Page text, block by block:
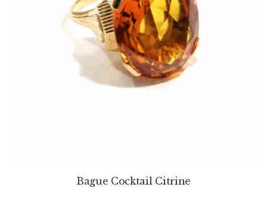
Bague Cocktail Citrine